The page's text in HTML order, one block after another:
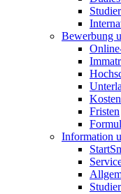
Bewerbung
Kosten
Fristen
Information